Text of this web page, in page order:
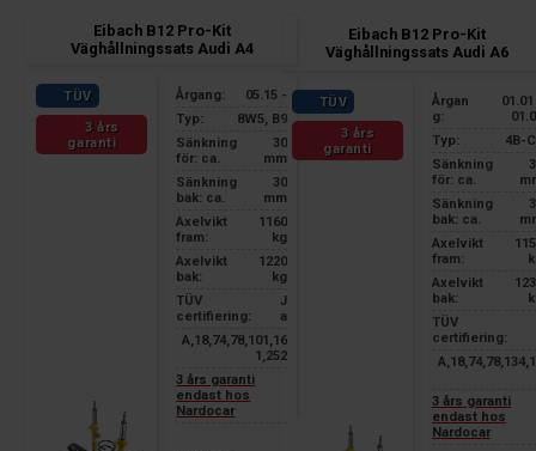
Eibach B12 Pro-Kit
Väghållningssats Audi A4
TÜV
3 års
garanti
Årgang:
05.15 -
Typ:
8W5, B9
Sänkning
för: ca.
30
mm
Sänkning
bak: ca.
30
mm
Axelvikt
fram:
1160
kg
Axelvikt
bak:
1220
kg
TÜV
certifiering:
J
a
A,18,74,78,101,16
1,252
3 års garanti
endast hos
Nardocar
Eibach B12 Pro-Kit
Väghållningssats Audi A6
TÜV
3 års
garanti
Årgan
g:
Typ:
4B-
Sänkning
för: ca.
Sänkning
bak: ca.
Axelvikt
fram:
Axelvikt
bak:
TÜV
certifiering:
3 års garanti
endast hos
Nardocar